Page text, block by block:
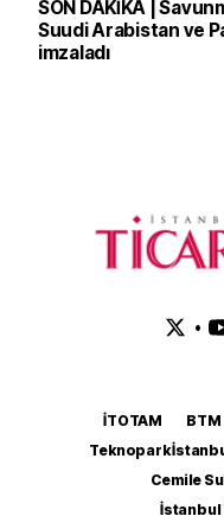
SON DAKİKA |
Suudi Arabistan ve
imzaladı
•
İTOTAM BTM
Teknopark
Cemile